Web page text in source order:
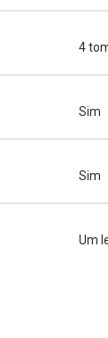
4
Sim
Sim
Um